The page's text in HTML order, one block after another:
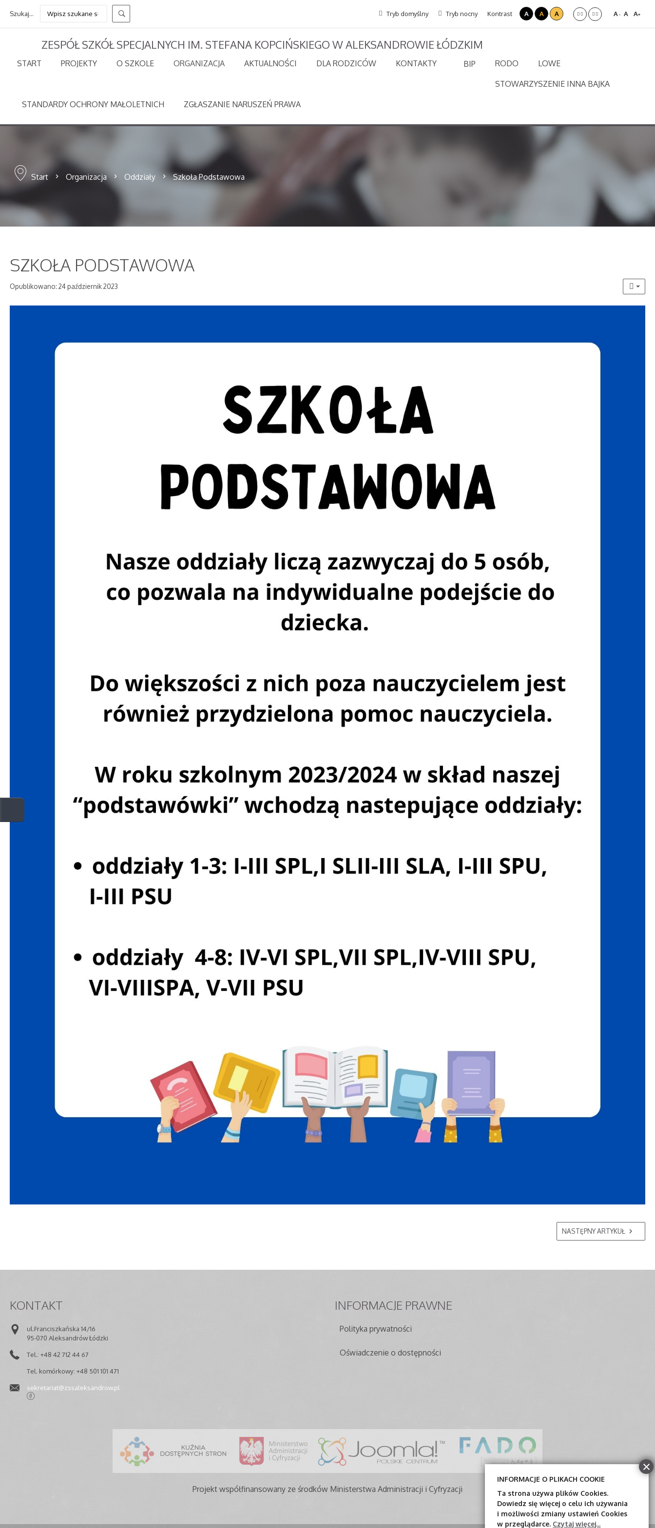
Szukaj... Tryb domyślny Tryb nocny Kontrast A A A A- A A+
ZESPÓŁ SZKÓŁ SPECJALNYCH IM. STEFANA KOPCIŃSKIEGO W ALEKSANDROWIE ŁÓDZKIM
START PROJEKTY O SZKOLE ORGANIZACJA AKTUALNOŚCI DLA RODZICÓW KONTAKTY BIP RODO LOWE
STOWARZYSZENIE INNA BAJKA
STANDARDY OCHRONY MAŁOLETNICH ZGŁASZANIE NARUSZEŃ PRAWA
Start Organizacja Oddziały Szkoła Podstawowa
SZKOŁA PODSTAWOWA
Opublikowano: 24 październik 2023
NASTĘPNY ARTYKUŁ
KONTAKT
ul.Franciszkańska 14/16
95-070 Aleksandrów Łódzki
Tel.: +48 42 712 44 67
Tel. komórkowy: +48 501 101 471
sekretariat@zssaleksandrow.pl
INFORMACJE PRAWNE
Polityka prywatności
Oświadczenie o dostępności
Projekt współfinansowany ze środków Ministerstwa Administracji i Cyfryzacji
INFORMACJE O PLIKACH COOKIE
Ta strona używa plików Cookies.
Dowiedz się więcej o celu ich używania
i możliwości zmiany ustawień Cookies
w przeglądarce. Czytaj więcej...